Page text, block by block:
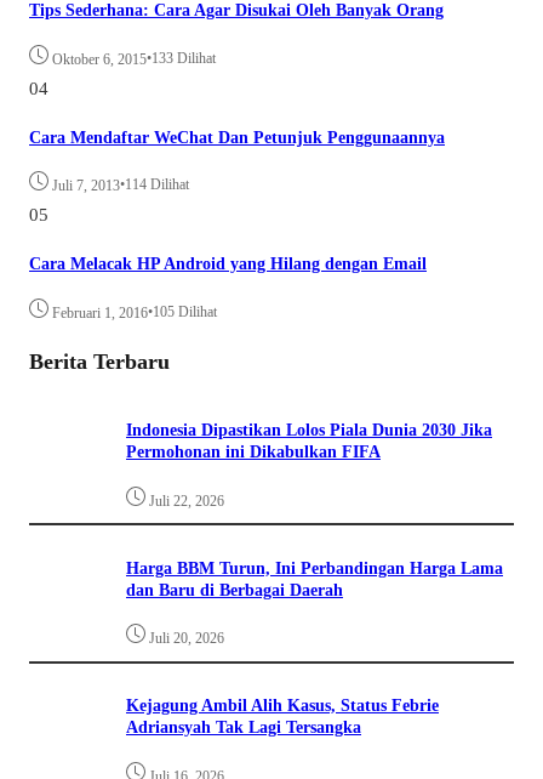
Tips Sederhana: Cara Agar Disukai Oleh Banyak Orang
Oktober 6, 2015•133 Dilihat
04
Cara Mendaftar WeChat Dan Petunjuk Penggunaannya
Juli 7, 2013•114 Dilihat
05
Cara Melacak HP Android yang Hilang dengan Email
Februari 1, 2016•105 Dilihat
Berita Terbaru
Indonesia Dipastikan Lolos Piala Dunia 2030 Jika
Permohonan ini Dikabulkan FIFA
Juli 22, 2026
Harga BBM Turun, Ini Perbandingan Harga Lama
dan Baru di Berbagai Daerah
Juli 20, 2026
Kejagung Ambil Alih Kasus, Status Febrie
Adriansyah Tak Lagi Tersangka